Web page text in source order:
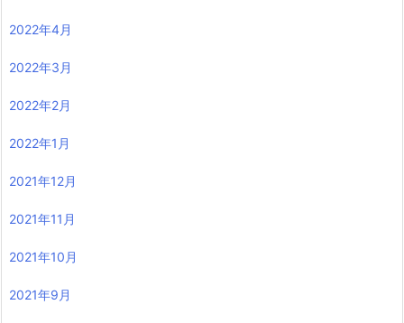
2022年4月
2022年3月
2022年2月
2022年1月
2021年12月
2021年11月
2021年10月
2021年9月